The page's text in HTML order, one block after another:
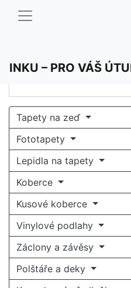
INKU – PRO VÁŠ
Tapety na zeď
Fototapety
Lepidla na tapety
Koberce
Kusové koberce
Vinylové podlahy
Záclony a závěsy
Polštáře a deky